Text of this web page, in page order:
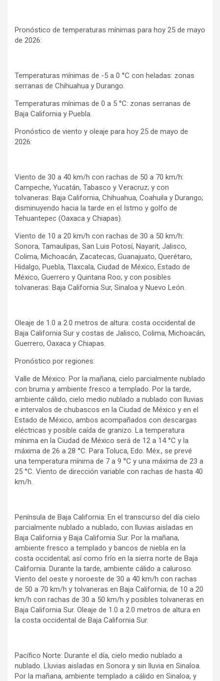
Pronóstico de temperaturas mínimas para hoy 25 de mayo
de 2026:
Temperaturas mínimas de -5 a 0 °C con heladas: zonas
serranas de Chihuahua y Durango.
Temperaturas mínimas de 0 a 5 °C: zonas serranas de
Baja California y Puebla.
Pronóstico de viento y oleaje para hoy 25 de mayo de
2026:
Viento de 30 a 40 km/h con rachas de 50 a 70 km/h:
Campeche, Yucatán, Tabasco y Veracruz; y con
tolvaneras: Baja California, Chihuahua, Coahuila y Durango;
disminuyendo hacia la tarde en el Istmo y golfo de
Tehuantepec (Oaxaca y Chiapas).
Viento de 10 a 20 km/h con rachas de 30 a 50 km/h:
Sonora, Tamaulipas, San Luis Potosí, Nayarit, Jalisco,
Colima, Michoacán, Zacatecas, Guanajuato, Querétaro,
Hidalgo, Puebla, Tlaxcala, Ciudad de México, Estado de
México, Guerrero y Quintana Roo; y con posibles
tolvaneras: Baja California Sur, Sinaloa y Nuevo León.
Oleaje de 1.0 a 2.0 metros de altura: costa occidental de
Baja California Sur y costas de Jalisco, Colima, Michoacán,
Guerrero, Oaxaca y Chiapas.
Pronóstico por regiones:
Valle de México: Por la mañana, cielo parcialmente nublado
con bruma y ambiente fresco a templado. Por la tarde,
ambiente cálido, cielo medio nublado a nublado con lluvias
e intervalos de chubascos en la Ciudad de México y en el
Estado de México, ambos acompañados con descargas
eléctricas y posible caída de granizo. La temperatura
mínima en la Ciudad de México será de 12 a 14 °C y la
máxima de 26 a 28 °C. Para Toluca, Edo. Méx., se prevé
una temperatura mínima de 7 a 9 °C y una máxima de 23 a
25 °C. Viento de dirección variable con rachas de hasta 40
km/h.
Península de Baja California: En el transcurso del día cielo
parcialmente nublado a nublado, con lluvias aisladas en
Baja California y Baja California Sur. Por la mañana,
ambiente fresco a templado y bancos de niebla en la
costa occidental; así como frío en la sierra norte de Baja
California. Durante la tarde, ambiente cálido a caluroso.
Viento del oeste y noroeste de 30 a 40 km/h con rachas
de 50 a 70 km/h y tolvaneras en Baja California; de 10 a 20
km/h con rachas de 30 a 50 km/h y posibles tolvaneras en
Baja California Sur. Oleaje de 1.0 a 2.0 metros de altura en
la costa occidental de Baja California Sur.
Pacífico Norte: Durante el día, cielo medio nublado a
nublado. Lluvias aisladas en Sonora y sin lluvia en Sinaloa.
Por la mañana, ambiente templado a cálido en Sinaloa, y